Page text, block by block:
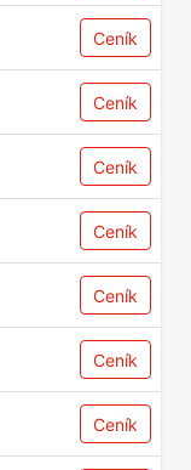
Ceník
Ceník
Ceník
Ceník
Ceník
Ceník
Ceník